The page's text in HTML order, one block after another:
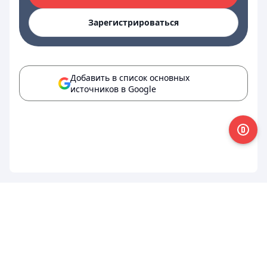
Зарегистрироваться
Добавить в список основных
источников в Google